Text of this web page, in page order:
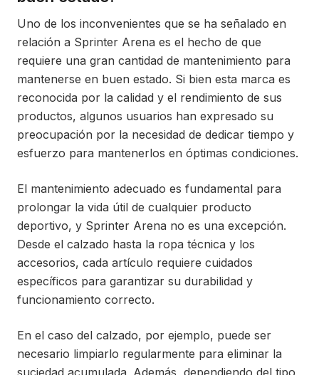
Uno de los inconvenientes que se ha señalado en
relación a Sprinter Arena es el hecho de que
requiere una gran cantidad de mantenimiento para
mantenerse en buen estado. Si bien esta marca es
reconocida por la calidad y el rendimiento de sus
productos, algunos usuarios han expresado su
preocupación por la necesidad de dedicar tiempo y
esfuerzo para mantenerlos en óptimas condiciones.
El mantenimiento adecuado es fundamental para
prolongar la vida útil de cualquier producto
deportivo, y Sprinter Arena no es una excepción.
Desde el calzado hasta la ropa técnica y los
accesorios, cada artículo requiere cuidados
específicos para garantizar su durabilidad y
funcionamiento correcto.
En el caso del calzado, por ejemplo, puede ser
necesario limpiarlo regularmente para eliminar la
suciedad acumulada. Además, dependiendo del tipo